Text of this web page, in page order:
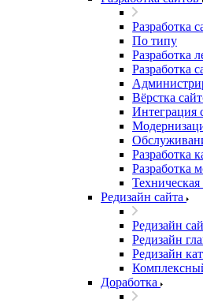
Разработка
По типу
Разработка
Разработка
Вёрстка
Интеграция
Разработка
Разработка
Редизайн сайта
Редизайн
Редизайн
Редизайн
Доработка